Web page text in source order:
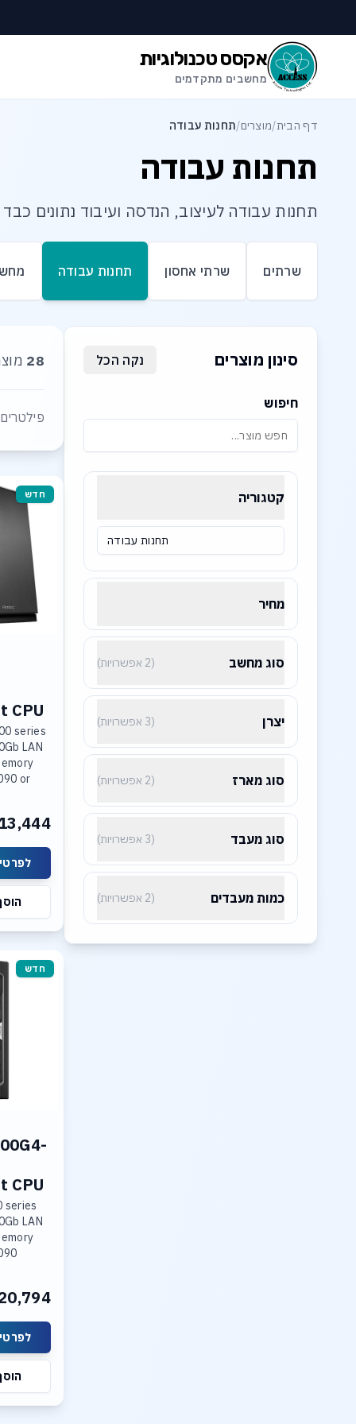
אקסס טכנולוגיות
מחשבים מתקדמים
דף הבית/מוצרים/תחנות עבודה
תחנות עבודה
תחנות עבודה לעיצוב, הנדסה ועיבוד נתונים כבד
שרתים שרתי אחסון תחנות עבודה
סינון מוצרים נקה הכל
חיפוש
קטגוריה
תחנות עבודה
מחיר
סוג מחשב (2 אפשרויות)
יצרן (3 אפשרויות)
סוג מארז (2 אפשרויות)
סוג מעבד (3 אפשרויות)
כמות מעבדים (2 אפשרויות)
28
חדש
CPU
series
LAN
or
O.S.
חדש
CPU
series
LAN